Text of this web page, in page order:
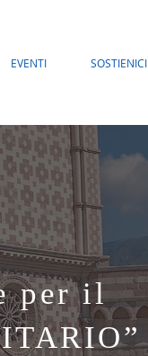
EVENTI SOSTIENICI
per il